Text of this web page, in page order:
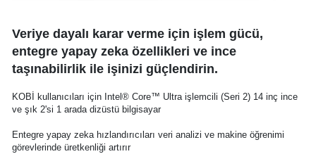
Veriye dayalı karar verme için işlem gücü,
entegre yapay zeka özellikleri ve ince
taşınabilirlik ile işinizi güçlendirin.
KOBİ kullanıcıları için Intel® Core™ Ultra işlemcili (Seri 2) 14 inç ince
ve şık 2'si 1 arada dizüstü bilgisayar
Entegre yapay zeka hızlandırıcıları veri analizi ve makine öğrenimi
görevlerinde üretkenliği artırır